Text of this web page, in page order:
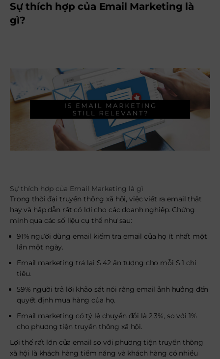
Sự thích hợp của Email Marketing là
gì?
Sự thích hợp của Email Marketing là gì
Trong thời đại truyền thông xã hội, việc viết ra email thật
hay và hấp dẫn rất có lợi cho các doanh nghiệp. Chứng
minh qua các số liệu cụ thể như sau:
91% người dùng email kiểm tra email của họ ít nhất một
lần một ngày.
Email marketing trả lại $ 42 ấn tượng cho mỗi $ 1 chi
tiêu.
59% người trả lời khảo sát nói rằng email ảnh hưởng đến
quyết định mua hàng của họ.
Email marketing có tỷ lệ chuyển đổi là 2,3%, so với 1%
cho phương tiện truyền thông xã hội.
Lợi thế rất lớn của email so với phương tiện truyền thông
xã hội là khách hàng tiềm năng và khách hàng có nhiều